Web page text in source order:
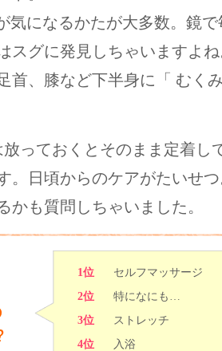
気になるかたが大多数。鏡
スグに発見しちゃいますよ
首、膝など下半身に「 むく
放っておくとそのまま定着
。日頃からのケアがたいせ
かも質問しちゃいました。
1位
セルフマッサージ
2位
特になにも…
3位
ストレッチ
4位
入浴